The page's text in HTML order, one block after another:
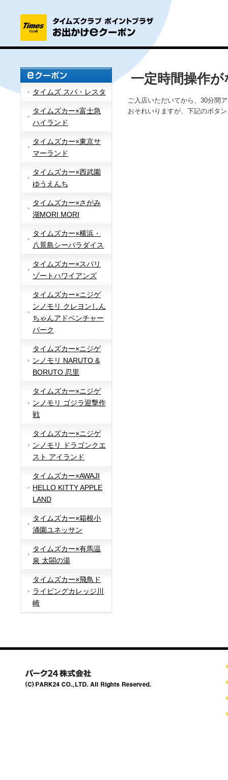
タイムズ スパ・レスタ
タイムズカー×富士急
ハイランド
タイムズカー×東京サ
マーランド
タイムズカー×西武園
ゆうえんち
タイムズカー×さがみ
湖MORI MORI
タイムズカー×横浜・
八景島シーパラダイス
タイムズカー×スパリ
ゾートハワイアンズ
タイムズカー×ニジゲ
ンノモリ クレヨンしん
ちゃんアドベンチャー
パーク
タイムズカー×ニジゲ
ンノモリ NARUTO &
BORUTO 忍里
タイムズカー×ニジゲ
ンノモリ ゴジラ迎撃作
戦
タイムズカー×ニジゲ
ンノモリ ドラゴンクエ
スト アイランド
タイムズカー×AWAJI
HELLO KITTY APPLE
LAND
タイムズカー×箱根小
涌園ユネッサン
タイムズカー×有馬温
泉 太閤の湯
タイムズカー×飛鳥ド
ライビングカレッジ川
崎
一定時間操作
ご入店いただいてから、30分間
おそれいりますが、下記のボタ